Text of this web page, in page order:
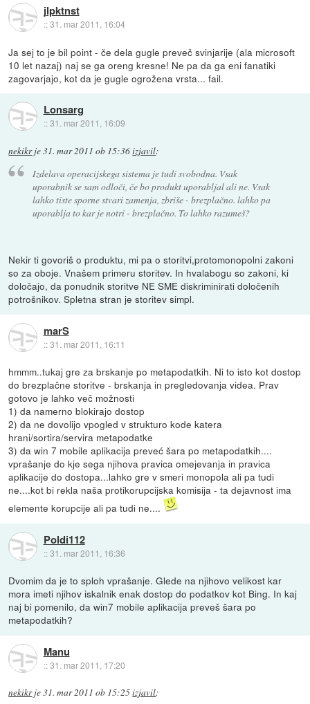
jlpktnst
::31. mar 2011, 16:04
Ja sej to je bil point - če dela gugle preveč svinjarije (ala microsoft
10 let nazaj) naj se ga oreng kresne! Ne pa da ga eni fanatiki
zagovarjajo, kot da je gugle ogrožena vrsta... fail.
Lonsarg
::31. mar 2011, 16:09
nekikrje31. mar 2011 ob 15:36izjavil:
Izdelava operacijskega sistema je tudi svobodna. Vsak
uporabnik se sam odloči, če bo produkt uporabljal ali ne. Vsak
lahko tiste sporne stvari zamenja, zbriše - brezplačno. lahko pa
uporablja to kar je notri - brezplačno. To lahko razumeš?
Nekir ti govoriš o produktu, mi pa o storitvi,protomonopolni zakoni
so za oboje. Vnašem primeru storitev. In hvalabogu so zakoni, ki
določajo, da ponudnik storitve NE SME diskriminirati določenih
potrošnikov. Spletna stran je storitev simpl.
marS
::31. mar 2011, 16:11
hmmm..tukaj gre za brskanje po metapodatkih. Ni to isto kot dostop
do brezplačne storitve - brskanja in pregledovanja videa. Prav
gotovo je lahko več možnosti
1) da namerno blokirajo dostop
2) da ne dovolijo vpogled v strukturo kode katera
hrani/sortira/servira metapodatke
3) da win 7 mobile aplikacija preveć šara po metapodatkih....
vprašanje do kje sega njihova pravica omejevanja in pravica
aplikacije do dostopa...lahko gre v smeri monopola ali pa tudi
ne....kot bi rekla naša protikorupcijska komisija - ta dejavnost ima
elemente korupcije ali pa tudi ne....
Poldi112
::31. mar 2011, 16:36
Dvomim da je to sploh vprašanje. Glede na njihovo velikost kar
mora imeti njihov iskalnik enak dostop do podatkov kot Bing. In kaj
naj bi pomenilo, da win7 mobile aplikacija preveš šara po
metapodatkih?
Manu
::31. mar 2011, 17:20
nekikrje31. mar 2011 ob 15:25izjavil: